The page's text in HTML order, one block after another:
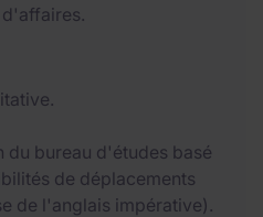
du bureau d'études basé
de déplacements
de l'anglais impérative).